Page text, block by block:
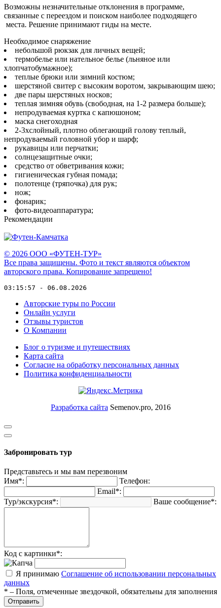
Возможны незначительные отклонения в программе,
связанные с переездом и поиском наиболее подходящего
места. Решение принимают гиды на месте.
Необходимое снаряжение
небольшой рюкзак для личных вещей;
термобелье или нательное белье (льняное или
хлопчатобумажное);
теплые брюки или зимний костюм;
шерстяной свитер с высоким воротом, закрывающим шею;
две пары шерстяных носков;
теплая зимняя обувь (свободная, на 1-2 размера больше);
непродуваемая куртка с капюшоном;
маска снегоходная
2-3хслойный, плотно облегающий голову теплый,
непродуваемый головной убор и шарф;
рукавицы или перчатки;
солнцезащитные очки;
средство от обветривания кожи;
гигиеническая губная помада;
полотенце (тряпочка) для рук;
нож;
фонарик;
фото-видеоаппаратура;
Рекомендации
© 2026 ООО «ФУТЕН-ТУР»
Все права защищены. Фото и текст являются объектом
авторского права. Копирование запрещено!
03:15:57 - 06.08.2026
Авторские туры по России
Онлайн услуги
Отзывы туристов
О Компании
Блог о туризме и путешествиях
Карта сайта
Согласие на обработку персональных данных
Политика конфиденциальности
Разработка сайта Semenov.pro, 2016
Забронировать тур
Представьтесь и мы вам перезвоним
Имя*:
Телефон:
Email*:
Тур/экскурсия*:
Ваше сообщение*:
Код с картинки*:
Я принимаю Соглашение об использовании персональных
данных
* – Поля, отмеченные звездочкой, обязательны для заполнения
Отправить